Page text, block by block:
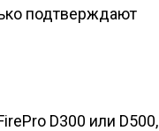
подтверждают
D300 или D500,